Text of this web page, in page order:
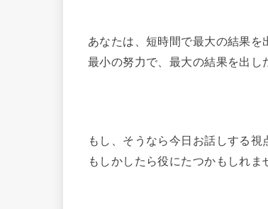
あなたは、短時間で最大の結果を
最小の努力で、最大の結果を出し
もし、そうなら今日お話しする視
もしかしたら役にたつかもしれま